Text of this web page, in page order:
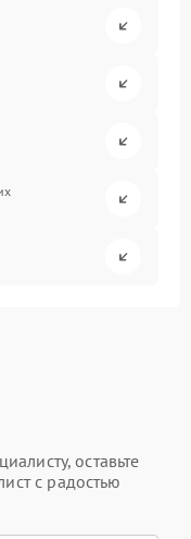
оставьте
с радостью